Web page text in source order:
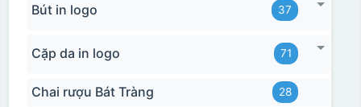
Bút in logo 37
Cặp da in logo 71
Chai rượu Bát Tràng 28